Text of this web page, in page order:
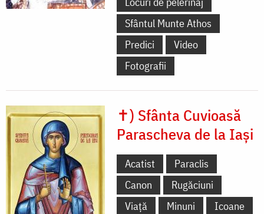
Sfântul Munte Athos
Predici
Video
Fotografii
✝) Sfânta Cuvioasă
Parascheva de la Iași
Acatist
Paraclis
Canon
Rugăciuni
Viață
Minuni
Icoane